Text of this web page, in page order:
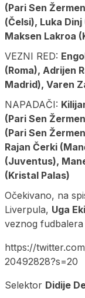
(Pari Sen
(Čelsi), Luka
Maksen Lakroa
VEZNI RED:
(Roma), Adrijen
Madrid), Varen
NAPADAČI:
(Pari Sen
(Pari Sen
Rajan Čerki
(Juventus),
(Kristal Palas)
Očekivano, na
Liverpula, Uga
veznog fudbalera
https://
20492828?s=20
Selektor Didije